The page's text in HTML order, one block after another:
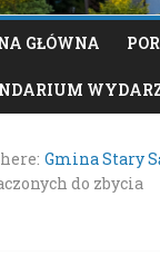
GŁÓWNA
Gmina Stary
do zbycia